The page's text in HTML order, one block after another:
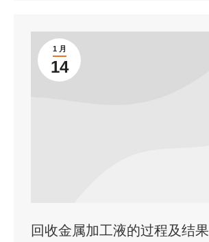
1 月
14
回收金属加工液的过程及结果